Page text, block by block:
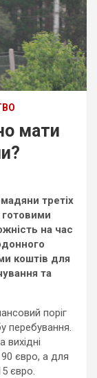
мати
третіх
готовими
на час
коштів для
та
поріг
перебування.
євро, а для
євро.